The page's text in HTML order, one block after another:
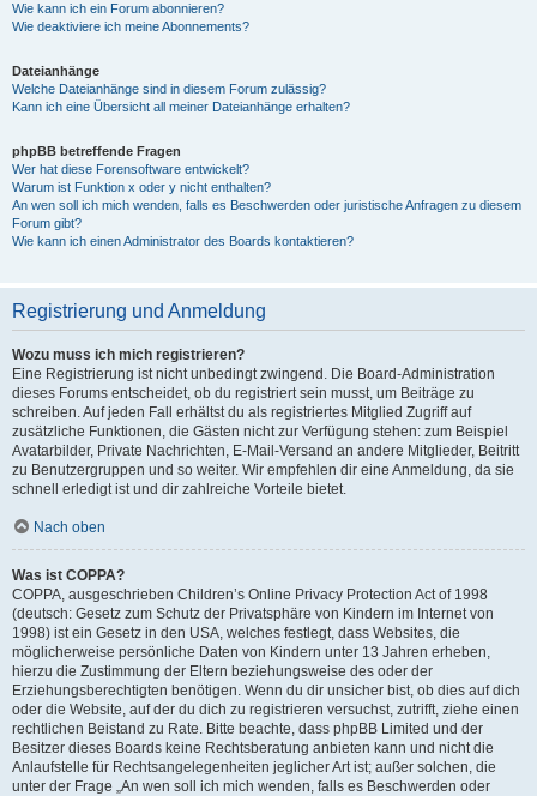
Wie kann ich ein Forum abonnieren?
Wie deaktiviere ich meine Abonnements?
Dateianhänge
Welche Dateianhänge sind in diesem Forum zulässig?
Kann ich eine Übersicht all meiner Dateianhänge erhalten?
phpBB betreffende Fragen
Wer hat diese Forensoftware entwickelt?
Warum ist Funktion x oder y nicht enthalten?
An wen soll ich mich wenden, falls es Beschwerden oder juristische Anfragen zu diesem
Forum gibt?
Wie kann ich einen Administrator des Boards kontaktieren?
Registrierung und Anmeldung
Wozu muss ich mich registrieren?
Eine Registrierung ist nicht unbedingt zwingend. Die Board-Administration
dieses Forums entscheidet, ob du registriert sein musst, um Beiträge zu
schreiben. Auf jeden Fall erhältst du als registriertes Mitglied Zugriff auf
zusätzliche Funktionen, die Gästen nicht zur Verfügung stehen: zum Beispiel
Avatarbilder, Private Nachrichten, E-Mail-Versand an andere Mitglieder, Beitritt
zu Benutzergruppen und so weiter. Wir empfehlen dir eine Anmeldung, da sie
schnell erledigt ist und dir zahlreiche Vorteile bietet.
Nach oben
Was ist COPPA?
COPPA, ausgeschrieben Children’s Online Privacy Protection Act of 1998
(deutsch: Gesetz zum Schutz der Privatsphäre von Kindern im Internet von
1998) ist ein Gesetz in den USA, welches festlegt, dass Websites, die
möglicherweise persönliche Daten von Kindern unter 13 Jahren erheben,
hierzu die Zustimmung der Eltern beziehungsweise des oder der
Erziehungsberechtigten benötigen. Wenn du dir unsicher bist, ob dies auf dich
oder die Website, auf der du dich zu registrieren versuchst, zutrifft, ziehe einen
rechtlichen Beistand zu Rate. Bitte beachte, dass phpBB Limited und der
Besitzer dieses Boards keine Rechtsberatung anbieten kann und nicht die
Anlaufstelle für Rechtsangelegenheiten jeglicher Art ist; außer solchen, die
unter der Frage „An wen soll ich mich wenden, falls es Beschwerden oder